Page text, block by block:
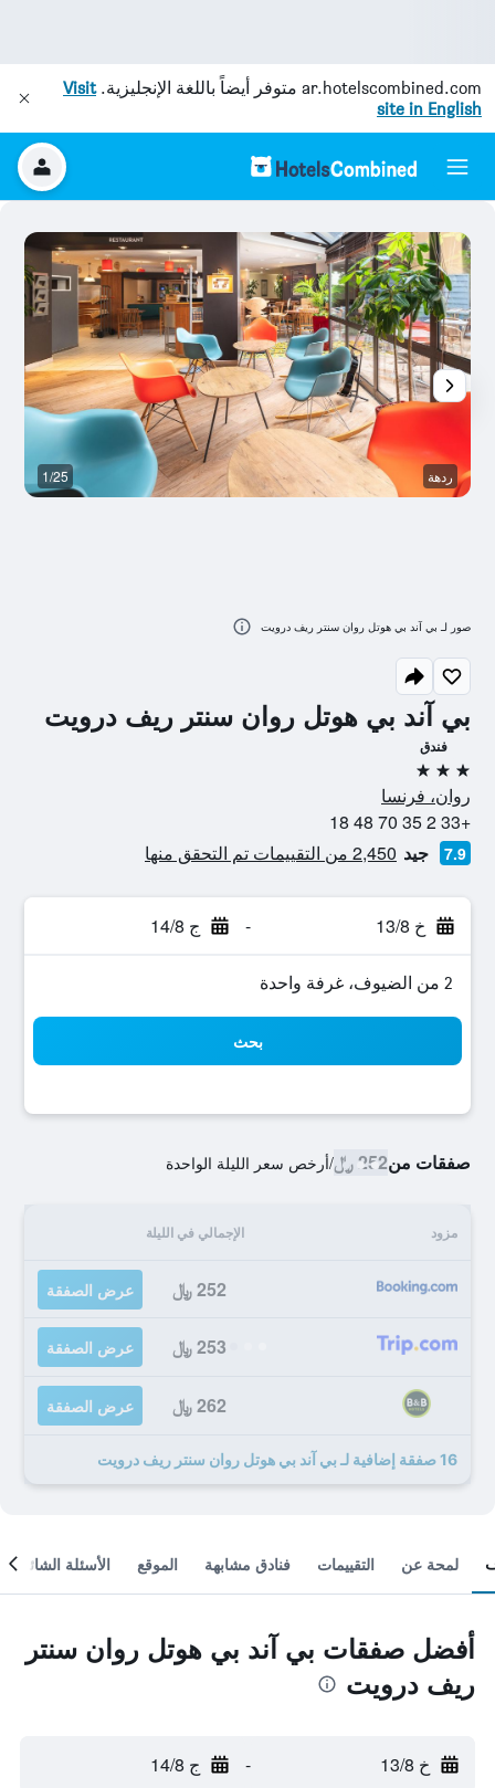
ar.hotelscombined.com متوفر أيضاً باللغة الإنجليزية.Visit
site in English
بي آند بي هوتل روان سنتر ريف درويت
فندق
3 نجوم
روان، فرنسا
+33 2 35 70 48 18
7.9 جيد 2,450 من التقييمات تم التحقق منها
خ 13/8 - ج 14/8
2 من الضيوف، غرفة واحدة
بحث
صفقات من252 ﷼ /أرخص سعر الليلة الواحدة
مزود الإجمالي في الليلة
252 ﷼ عرض الصفقة
253 ﷼ عرض الصفقة
262 ﷼ عرض الصفقة
16 صفقة إضافية لـ بي آند بي هوتل روان سنتر ريف درويت
ردهة 1/25
صور لـ بي آند بي هوتل روان سنتر ريف درويت
لمحة عن التقييمات فنادق مشابهة الموقع الأسئلة الشائعة
أفضل صفقات بي آند بي هوتل روان سنتر
ريف درويت
خ 13/8 - ج 14/8